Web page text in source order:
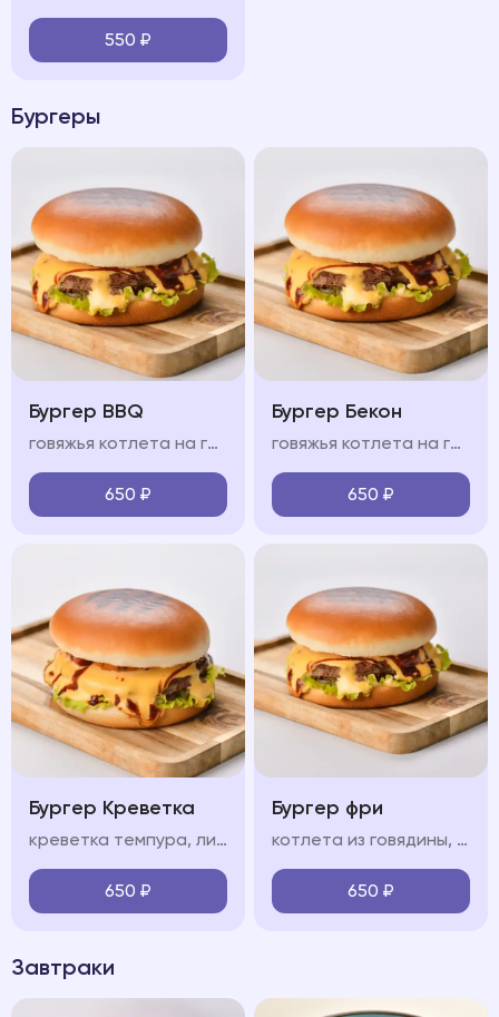
550 ₽
Бургеры
Бургер BBQ
говяжья котлета на гриле, сыр чеддер, свежие овощи, пикантный соус BBQ, мягкая булочка бриошь
650 ₽
Бургер Бекон
говяжья котлета на гриле, ломтики бекона, сыр чеддер, свежие овощи, пикантный соус, мягкая булочка бриошь
650 ₽
Бургер Креветка
креветка темпура, лист салата, красный лук, маринованный огурец, бриошь, сливочный сыр, соус, помидор
650 ₽
Бургер фри
котлета из говядины, лист салата, красный лук, маринованный огурец, соус, сыр чеддер, картофель фри
650 ₽
Завтраки